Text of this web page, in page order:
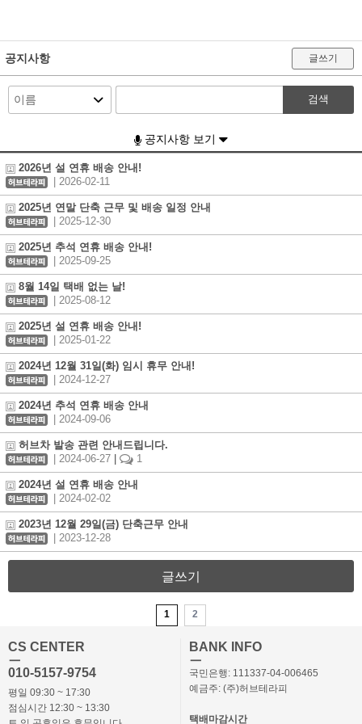
공지사항 글쓰기
검색
공지사항 보기
2026년 설 연휴 배송 안내!
| 2026-02-11
2025년 연말 단축 근무 및 배송 일정 안내
| 2025-12-30
2025년 추석 연휴 배송 안내!
| 2025-09-25
8월 14일 택배 없는 날!
| 2025-08-12
2025년 설 연휴 배송 안내!
| 2025-01-22
2024년 12월 31일(화) 임시 휴무 안내!
| 2024-12-27
2024년 추석 연휴 배송 안내
| 2024-09-06
허브차 발송 관련 안내드립니다.
| 2024-06-27
1
2024년 설 연휴 배송 안내
| 2024-02-02
2023년 12월 29일(금) 단축근무 안내
| 2023-12-28
글쓰기
1 2
CS CENTER
ㅡ
010-5157-9754
평일 09:30 ~ 17:30
점심시간 12:30 ~ 13:30
BANK INFO
ㅡ
국민은행: 111337-04-006465
예금주: (주)허브테라피
택배마감시간